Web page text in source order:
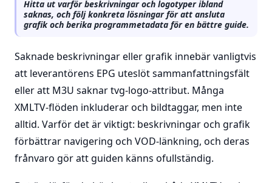
Hitta ut varför beskrivningar och logotyper ibland
saknas, och följ konkreta lösningar för att ansluta
grafik och berika programmetadata för en bättre guide.
Saknade beskrivningar eller grafik innebär vanligtvis
att leverantörens EPG uteslöt sammanfattningsfält
eller att M3U saknar tvg-logo-attribut. Många
XMLTV-flöden inkluderaroch bildtaggar, men inte
alltid. Varför det är viktigt: beskrivningar och grafik
förbättrar navigering och VOD-länkning, och deras
frånvaro gör att guiden känns ofullständig.